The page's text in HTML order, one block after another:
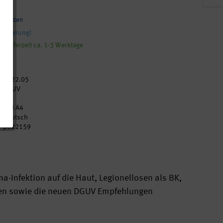
Lieferung!
Lieferzeit ca. 1-3 Werktage
2022.05
DGUV
DIN A4
Deutsch
p022159
Infektion auf die Haut, Legionellosen als BK,
sowie die neuen DGUV Empfehlungen